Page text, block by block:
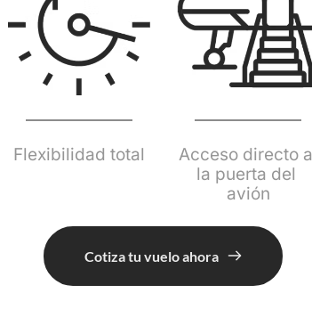
Flexibilidad total
Acceso directo a
la puerta del
avión
Cotiza tu vuelo ahora